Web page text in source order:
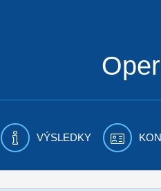
VÝSLEDKY